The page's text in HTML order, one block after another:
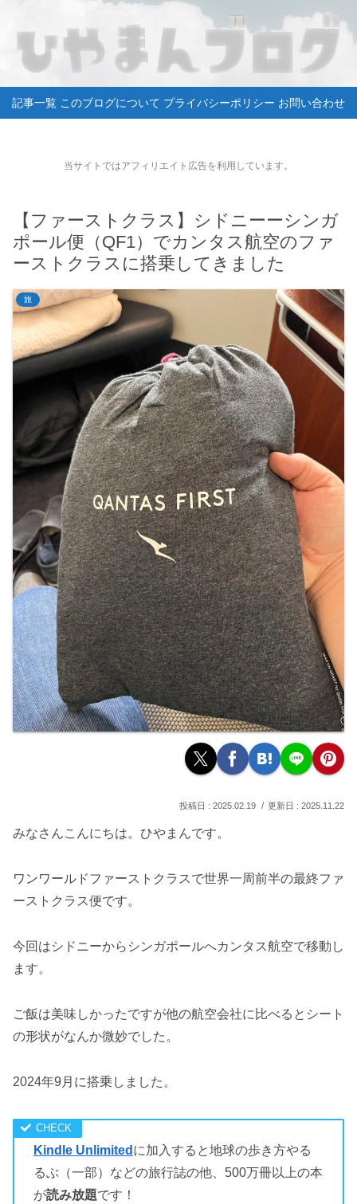
記事一覧 このブログについて プライバシーポリシー お問い合わせ
当サイトではアフィリエイト広告を利用しています。
【ファーストクラス】シドニーーシンガ
ポール便（QF1）でカンタス航空のファ
ーストクラスに搭乗してきました
旅
2025.02.19 2025.11.22
みなさんこんにちは。ひやまんです。
ワンワールドファーストクラスで世界一周前半の最終ファ
ーストクラス便です。
今回はシドニーからシンガポールへカンタス航空で移動し
ます。
ご飯は美味しかったですが他の航空会社に比べるとシート
の形状がなんか微妙でした。
2024年9月に搭乗しました。
Kindle Unlimited に加入すると地球の歩き方やる
るぶ（一部）などの旅行誌の他、500万冊以上の本
が読み放題です！